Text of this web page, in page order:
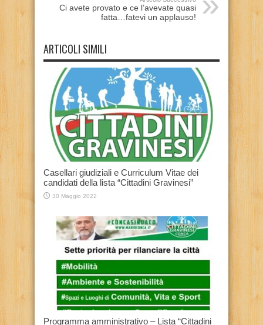
Ci avete provato e ce l’avevate quasi
fatta…fatevi un applauso!
ARTICOLI SIMILI
Casellari giudiziali e Curriculum Vitae dei
candidati della lista “Cittadini Gravinesi”
30 Maggio 2022
Programma amministrativo – Lista “Cittadini